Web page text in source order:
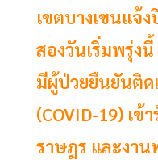
เขตบางเขนแจ้
สองวันเริ่มพรุ่ง
มีผู้ป่วยยืนยันติด
(COVID-19) เข้
ราษฎร และงาน